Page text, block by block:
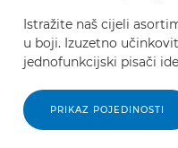
Istražite naš cijeli
u boji. Izuzetno
jednofunkcijski pisači
PRIKAZ POJEDINOSTI